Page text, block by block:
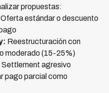
propuestas:
Oferta estándar o descuento
Reestructuración con
moderado (15-25%)
Settlement agresivo
pago parcial como